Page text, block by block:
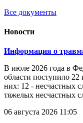
Все документы
Новости
Информация о
В июле 2026 года в
области поступило 22
них: 12 - несчастных
тяжелых несчастных
06 августа 2026 11:05